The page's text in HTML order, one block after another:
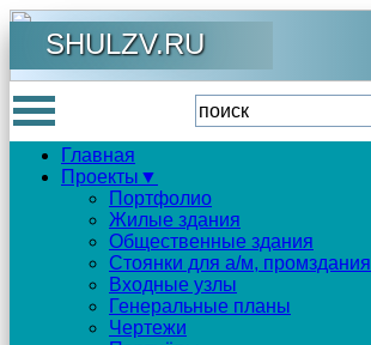
SHULZV.RU
Главная
Проекты▼
Портфолио
Жилые здания
Общественные здания
Стоянки для а/м, промздания
Входные узлы
Генеральные планы
Чертежи